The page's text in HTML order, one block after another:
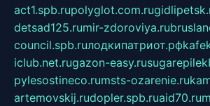
act1.spb.rupolyglot.com.ru
detsad125.rumir-zdoroviya.ru
council.spb.ruлодкипатриот.рф
iclub.net.rugazon-easy.ru
pylesostineco.rumsts-ozarenie.ru
artemovskij.rudopler.spb.ruaid70.ru